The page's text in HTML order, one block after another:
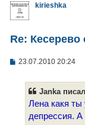
kirieshka
Re:
С
23.07.2010 20:24
Janka
Лена какя ты
депрессия.